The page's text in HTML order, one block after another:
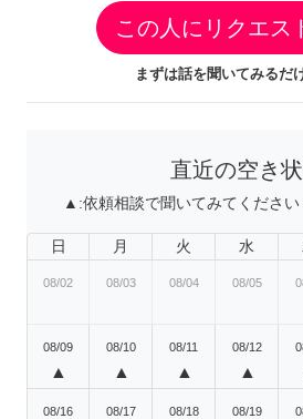
この人にリクエス
まずは話を聞いてみるだ
直近の空き
▲:依頼相談で聞いてみてください
日 月 火 水
08/02 08/03 08/04 08/05
08/09
▲
08/10
▲
08/11
▲
08/12
▲
08/16 08/17 08/18 08/19